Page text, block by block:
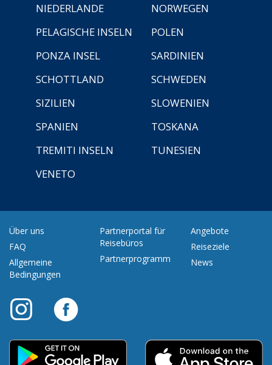
NIEDERLANDE
NORWEGEN
PELAGISCHE INSELN
POLEN
PONZA INSEL
SARDINIEN
SCHOTTLAND
SCHWEDEN
SIZILIEN
SLOWENIEN
SPANIEN
TOSKANA
TREMITI INSELN
TUNESIEN
VENETO
Über uns
FAQ
Allgemeine
Bedingungen
Partnerportal für
Reisebüros
Partnerprogramm
Angebote
Reiseziele
News